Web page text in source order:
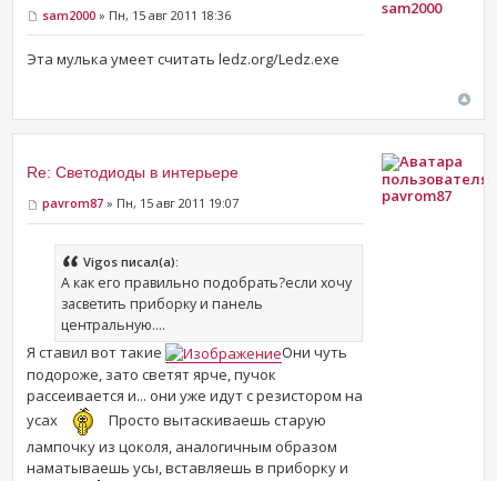
sam2000 » Пн, 15 авг 2011 18:36
Эта мулька умеет считать ledz.org/Ledz.exe
sam2000
Re: Светодиоды в интерьере
pavrom87 » Пн, 15 авг 2011 19:07
Vigos писал(а):
А как его правильно подобрать?если хочу
засветить приборку и панель
центральную....
Я ставил вот такие
Они чуть
подороже, зато светят ярче, пучок
рассеивается и... они уже идут с резистором на
усах
Просто вытаскиваешь старую
лампочку из цоколя, аналогичным образом
наматываешь усы, вставляешь в приборку и
pavrom87